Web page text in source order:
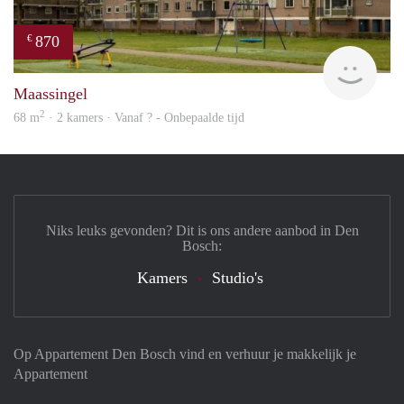
€ 870
Maassingel
68 m2 · 2 kamers · Vanaf ? - Onbepaalde tijd
Op Appartement Den Bosch vind en verhuur je makkelijk je
Appartement
Niks leuks gevonden? Dit is ons andere aanbod in Den
Bosch:
Kamers Studio's